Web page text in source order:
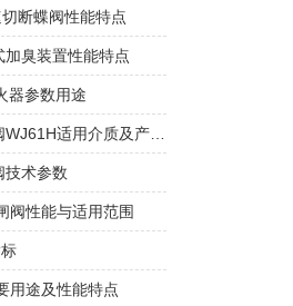
断蝶阀性能特点
臭装置性能特点
器参数用途
技术参数
阀性能与适用范围
用途及性能特点